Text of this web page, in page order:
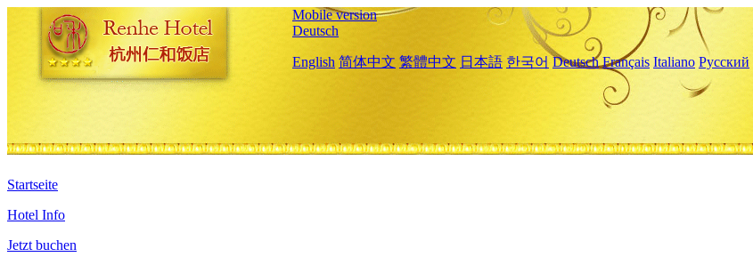
Mobile version
Deutsch
English 简体中文 繁體中文 日本語 한국어 Deutsch Français Italiano Русский
Startseite
Hotel Info
Jetzt buchen